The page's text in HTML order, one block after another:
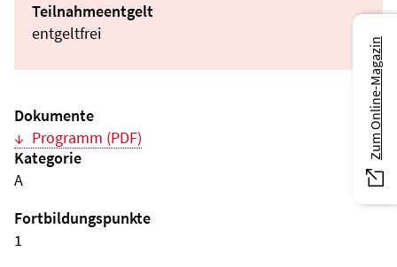
Teilnahmeentgelt
entgeltfrei
Dokumente
Programm (PDF)
Kategorie
A
Fortbildungspunkte
1
Zum Online-Magazin